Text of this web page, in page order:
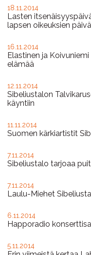
18.11.2014
Lasten
lapsen oikeuksien
16.11.2014
Elastinen ja
elämää
12.11.2014
Sibeliustalon
käyntiin
11.11.2014
Suomen kärkiartistit
7.11.2014
Sibeliustalo tarjoaa
7.11.2014
Laulu-Miehet
6.11.2014
Happoradio
5.11.2014